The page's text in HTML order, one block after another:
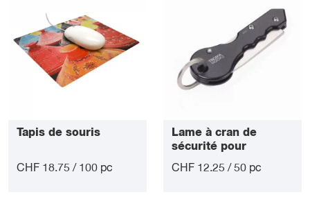
Tapis de souris
CHF 18.75 / 100 pc
Lame à cran de
sécurité pour
CHF 12.25 / 50 pc